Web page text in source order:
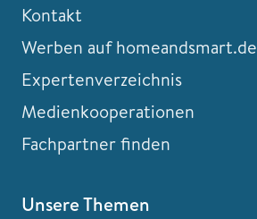
Kontakt
Werben auf homeandsmart.de
Expertenverzeichnis
Medienkooperationen
Fachpartner finden
Unsere Themen